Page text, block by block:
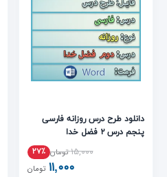
دانلود طرح درس روزانه فارسی
پنجم درس ۲ فضل خدا
۱۵,۰۰۰ تومان ۲۷٪
۱۱,۰۰۰ تومان